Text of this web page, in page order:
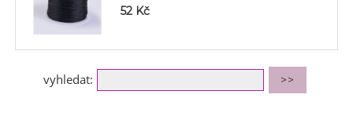
52 Kč
vyhledat: